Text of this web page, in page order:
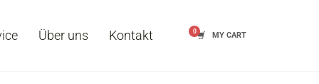
Über uns Kontakt MY CART